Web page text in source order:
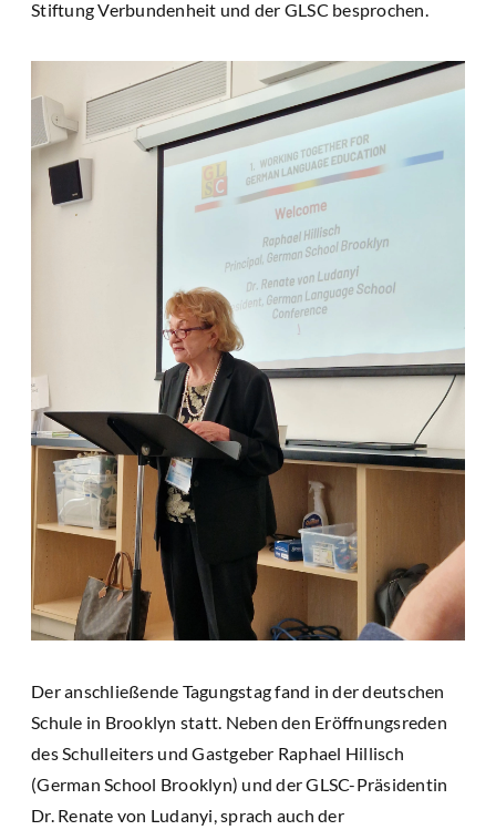
Stiftung Verbundenheit und der GLSC besprochen.
Der anschließende Tagungstag fand in der deutschen
Schule in Brooklyn statt. Neben den Eröffnungsreden
des Schulleiters und Gastgeber Raphael Hillisch
(German School Brooklyn) und der GLSC-Präsidentin
Dr. Renate von Ludanyi, sprach auch der